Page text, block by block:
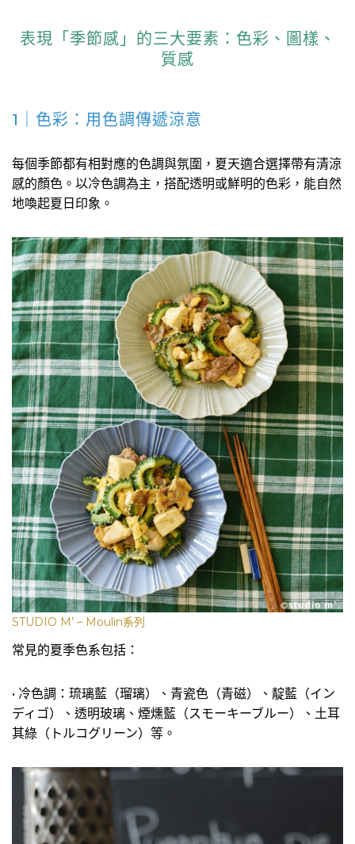
表現「季節感」的三大要素：色彩、圖樣、
質感
1｜色彩：用色調傳遞涼意
每個季節都有相對應的色調與氛圍，夏天適合選擇帶有清涼
感的顏色。以冷色調為主，搭配透明或鮮明的色彩，能自然
地喚起夏日印象。
STUDIO M’ – Moulin系列
常見的夏季色系包括：
• 冷色調：琉璃藍（瑠璃）、青瓷色（青磁）、靛藍（イン
ディゴ）、透明玻璃、煙燻藍（スモーキーブルー）、土耳
其綠（トルコグリーン）等。